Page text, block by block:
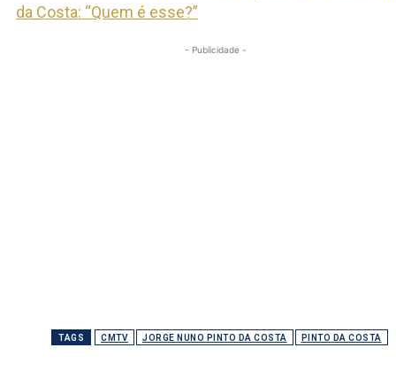
da Costa: “Quem é esse?”
- Publicidade -
TAGS CMTV JORGE NUNO PINTO DA COSTA PINTO DA COSTA